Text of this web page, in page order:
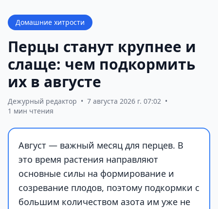
Домашние хитрости
Перцы станут крупнее и
слаще: чем подкормить
их в августе
Дежурный редактор • 7 августа 2026 г. 07:02 •
1 мин чтения
Август — важный месяц для перцев. В
это время растения направляют
основные силы на формирование и
созревание плодов, поэтому подкормки с
большим количеством азота им уже не